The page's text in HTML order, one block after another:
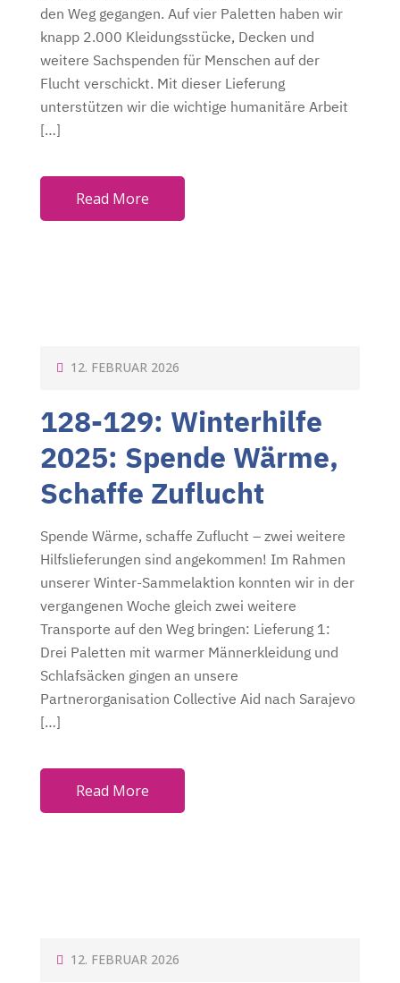
N
den Weg gegangen. Auf vier Paletten haben wir
knapp 2.000 Kleidungsstücke, Decken und
weitere Sachspenden für Menschen auf der
Flucht verschickt. Mit dieser Lieferung
unterstützen wir die wichtige humanitäre Arbeit
[…]
Read More
P
S
E
D
N
12. FEBRUAR 2026
128-129: Winterhilfe
2025: Spende Wärme,
Schaffe Zuflucht
Spende Wärme, schaffe Zuflucht – zwei weitere
Hilfslieferungen sind angekommen! Im Rahmen
unserer Winter-Sammelaktion konnten wir in der
vergangenen Woche gleich zwei weitere
Transporte auf den Weg bringen: Lieferung 1:
Drei Paletten mit warmer Männerkleidung und
Schlafsäcken gingen an unsere
Partnerorganisation Collective Aid nach Sarajevo
[…]
Read More
P12. FEBRUAR 2026